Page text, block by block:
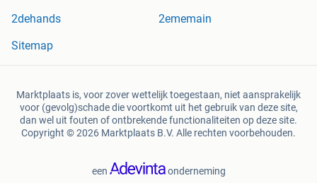
2dehands
2ememain
Sitemap
Marktplaats is, voor zover wettelijk toegestaan, niet aansprakelijk
voor (gevolg)schade die voortkomt uit het gebruik van deze site,
dan wel uit fouten of ontbrekende functionaliteiten op deze site.
Copyright © 2026 Marktplaats B.V. Alle rechten voorbehouden.
een onderneming